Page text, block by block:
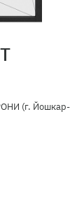
(г. Йошкар-